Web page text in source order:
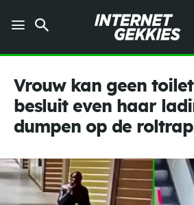
Vrouw kan geen
besluit even haar
dumpen op de roltrap